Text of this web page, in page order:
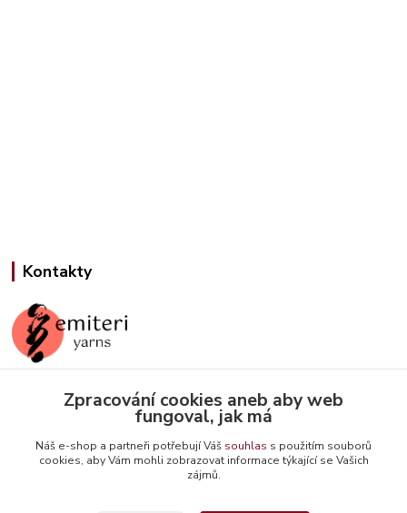
Kontakty
Jana Slámová
+420 608 507 824
info@emiteriyarns.cz
Zpracování cookies aneb aby web
fungoval, jak má
Náš e-shop a partneři potřebují Váš souhlas s použitím souborů
cookies, aby Vám mohli zobrazovat informace týkající se Vašich
zájmů.